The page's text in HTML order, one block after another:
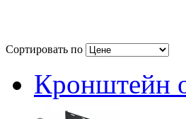
Сортировать по
Кронштейн